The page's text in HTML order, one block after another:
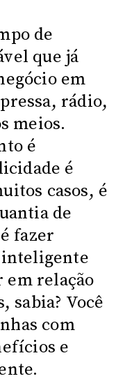
de
que já
em
rádio,
meios.
é
é
casos, é
de
fazer
em relação
sabia? Você
com
e